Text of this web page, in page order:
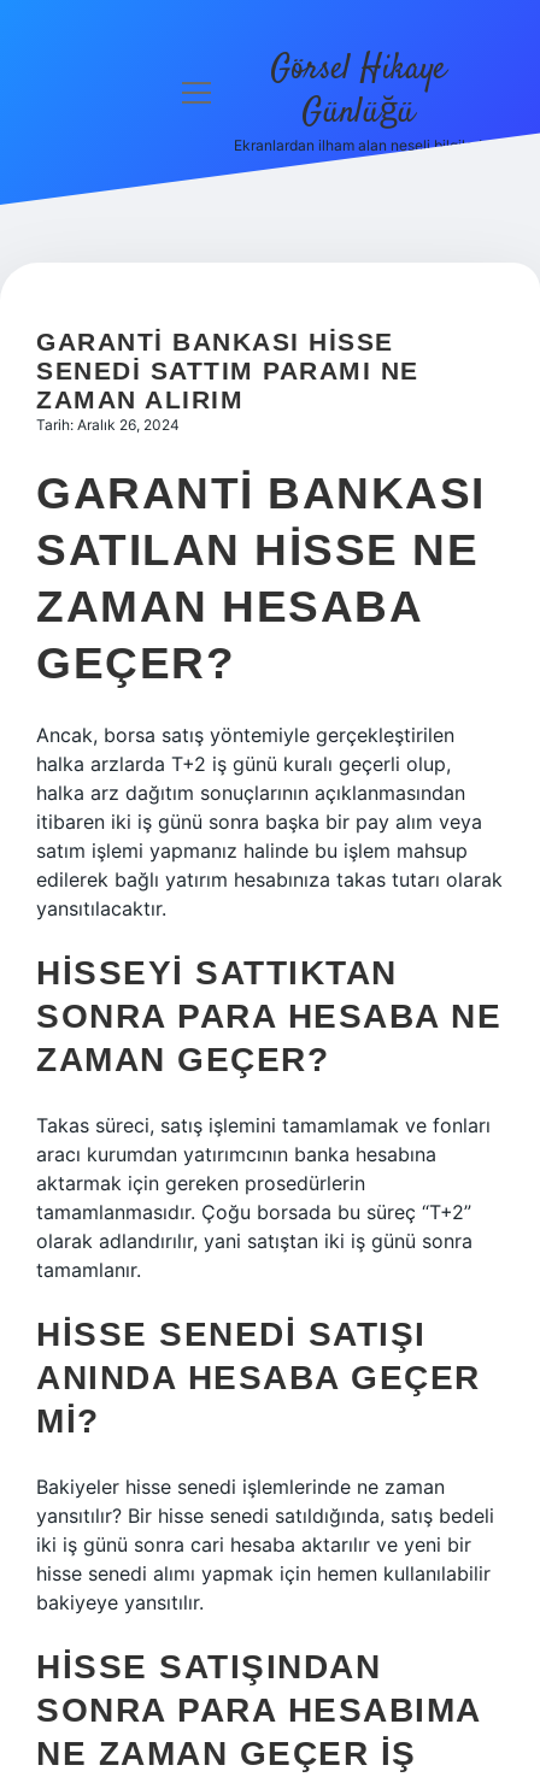
Hakkımızda
menüyü
Görsel Hikaye
Günlüğü
Ekranlardan ilham alan neşeli bilgiler!
GARANTI BANKASI HISSE
SENEDI SATTIM PARAMI NE
ZAMAN ALIRIM
Tarih: Aralık 26, 2024
GARANTI BANKASI
SATILAN HISSE NE
ZAMAN HESABA
GEÇER?
Ancak, borsa satış yöntemiyle gerçekleştirilen
halka arzlarda T+2 iş günü kuralı geçerli olup,
halka arz dağıtım sonuçlarının açıklanmasından
itibaren iki iş günü sonra başka bir pay alım veya
satım işlemi yapmanız halinde bu işlem mahsup
edilerek bağlı yatırım hesabınıza takas tutarı olarak
yansıtılacaktır.
HISSEYI SATTIKTAN
SONRA PARA HESABA NE
ZAMAN GEÇER?
Takas süreci, satış işlemini tamamlamak ve fonları
aracı kurumdan yatırımcının banka hesabına
aktarmak için gereken prosedürlerin
tamamlanmasıdır. Çoğu borsada bu süreç “T+2”
olarak adlandırılır, yani satıştan iki iş günü sonra
tamamlanır.
HISSE SENEDI SATIŞI
ANINDA HESABA GEÇER
MI?
Bakiyeler hisse senedi işlemlerinde ne zaman
yansıtılır? Bir hisse senedi satıldığında, satış bedeli
iki iş günü sonra cari hesaba aktarılır ve yeni bir
hisse senedi alımı yapmak için hemen kullanılabilir
bakiyeye yansıtılır.
HISSE SATIŞINDAN
SONRA PARA HESABIMA
NE ZAMAN GEÇER IŞ